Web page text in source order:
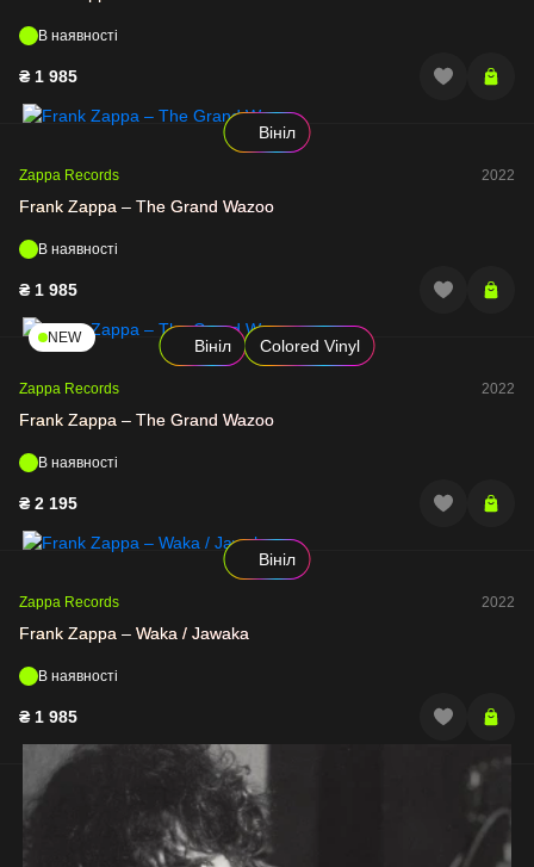
В наявності
₴ 1 985
Вініл
Zappa Records 2022
Frank Zappa – The Grand Wazoo
В наявності
₴ 1 985
NEW Вініл Colored Vinyl
Zappa Records 2022
Frank Zappa – The Grand Wazoo
В наявності
₴ 2 195
Вініл
Zappa Records 2022
Frank Zappa – Waka / Jawaka
В наявності
₴ 1 985